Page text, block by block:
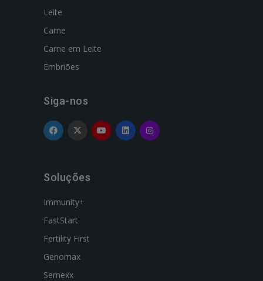
Leite
Carne
Carne em Leite
Embriões
Siga-nos
Soluções
Immunity+
FastStart
Fertility First
Genomax
Semexx